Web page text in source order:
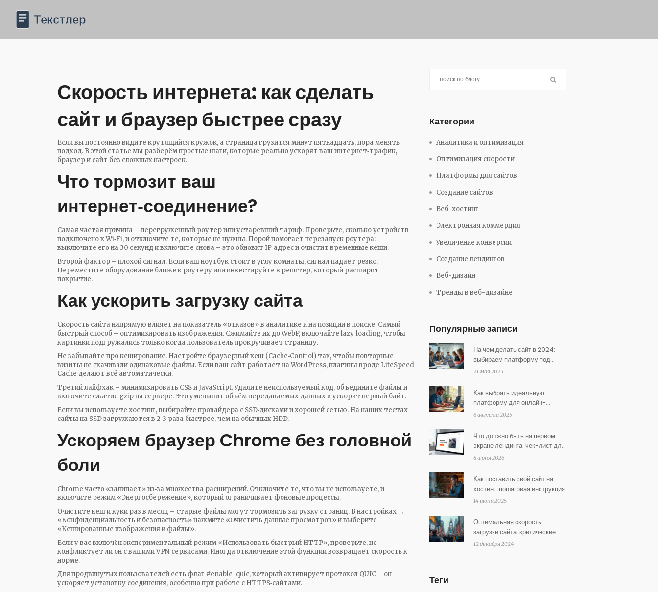
Скорость интернета: как сделать
сайт и браузер быстрее сразу
Если вы постоянно видите крутящийся кружок, а страница грузится минут пятнадцать, пора менять
подход. В этой статье мы разберём простые шаги, которые реально ускорят ваш интернет‑трафик,
браузер и сайт без сложных настроек.
Что тормозит ваш
интернет‑соединение?
Самая частая причина – перегруженный роутер или устаревший тариф. Проверьте, сколько устройств
подключено к Wi‑Fi, и отключите те, которые не нужны. Порой помогает перезапуск роутера:
выключите его на 30 секунд и включите снова – это обновит IP‑адрес и очистит временные кеши.
Второй фактор – плохой сигнал. Если ваш ноутбук стоит в углу комнаты, сигнал падает резко.
Переместите оборудование ближе к роутеру или инвестируйте в репитер, который расширит
покрытие.
Как ускорить загрузку сайта
Скорость сайта напрямую влияет на показатель «отказов» в аналитике и на позиции в поиске. Самый
быстрый способ – оптимизировать изображения. Сжимайте их до WebP, включайте lazy‑loading, чтобы
картинки подгружались только когда пользователь прокручивает страницу.
Не забывайте про кеширование. Настройте браузерный кеш (Cache‑Control) так, чтобы повторные
визиты не скачивали одинаковые файлы. Если ваш сайт работает на WordPress, плагины вроде LiteSpeed
Cache делают всё автоматически.
Третий лайфхак – минимизировать CSS и JavaScript. Удалите неиспользуемый код, объедините файлы и
включите сжатие gzip на сервере. Это уменьшит объём передаваемых данных и ускорит первый байт.
Если вы используете хостинг, выбирайте провайдера с SSD‑дисками и хорошей сетью. На наших тестах
сайты на SSD загружаются в 2‑3 раза быстрее, чем на обычных HDD.
Ускоряем браузер Chrome без головной
боли
Chrome часто «залипает» из‑за множества расширений. Отключите те, что вы не используете, и
включите режим «Энергосбережение», который ограничивает фоновые процессы.
Очистите кеш и куки раз в месяц – старые файлы могут тормозить загрузку страниц. В настройках →
«Конфиденциальность и безопасность» нажмите «Очистить данные просмотров» и выберите
«Кешированные изображения и файлы».
Если у вас включён экспериментальный режим «Использовать быстрый HTTP», проверьте, не
конфликтует ли он с вашими VPN‑сервисами. Иногда отключение этой функции возвращает скорость к
норме.
Для продвинутых пользователей есть флаг #enable-quic, который активирует протокол QUIC – он
ускоряет установку соединения, особенно при работе с HTTPS‑сайтами.
Категории
Аналитика и оптимизация
Оптимизация скорости
Платформы для сайтов
Создание сайтов
Веб-хостинг
Электронная коммерция
Увеличение конверсии
Создание лендингов
Веб-дизайн
Тренды в веб-дизайне
Популярные записи
На чем делать сайт в 2024:
выбираем платформу под
задачу
21 мая 2025
Как выбрать идеальную
платформу для онлайн-
торговли: опытные советы и
6 августа 2025
Что должно быть на первом
экране лендинга: чек-лист для
высокой конверсии
8 июня 2026
Как поставить свой сайт на
хостинг: пошаговая инструкция
14 июня 2025
Оптимальная скорость
загрузки сайта: критические
аспекты и советы
12 декабря 2024
Теги